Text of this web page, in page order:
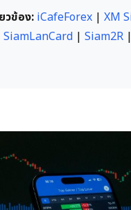
วข้อง: iCafeForex | XM
SiamLanCard | Siam2R |